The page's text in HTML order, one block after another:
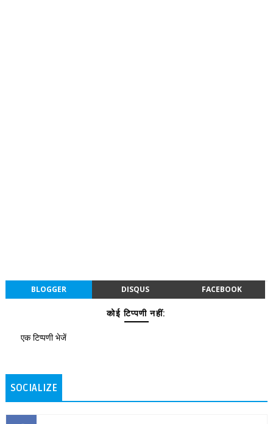
BLOGGER DISQUS FACEBOOK
कोई टिप्पणी नहीं:
एक टिप्पणी भेजें
SOCIALIZE